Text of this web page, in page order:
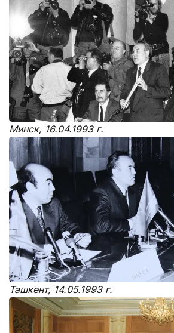
Минск, 16.04.1993 г.
Ташкент, 14.05.1993 г.